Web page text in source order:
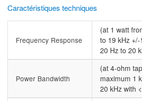
Caractéristiques techniques
Frequency Response
(at 1 watt
to 19 kHz
20 Hz to 20
Power Bandwidth
(at 4-ohm
maximum 1
20 kHz with